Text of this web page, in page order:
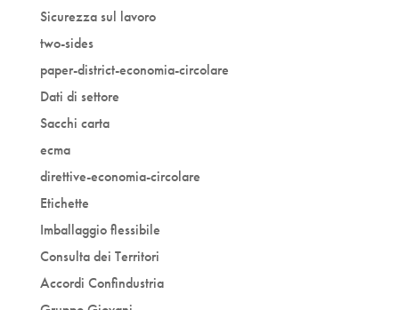
Sicurezza sul lavoro
two-sides
paper-district-economia-circolare
Dati di settore
Sacchi carta
ecma
direttive-economia-circolare
Etichette
Imballaggio flessibile
Consulta dei Territori
Accordi Confindustria